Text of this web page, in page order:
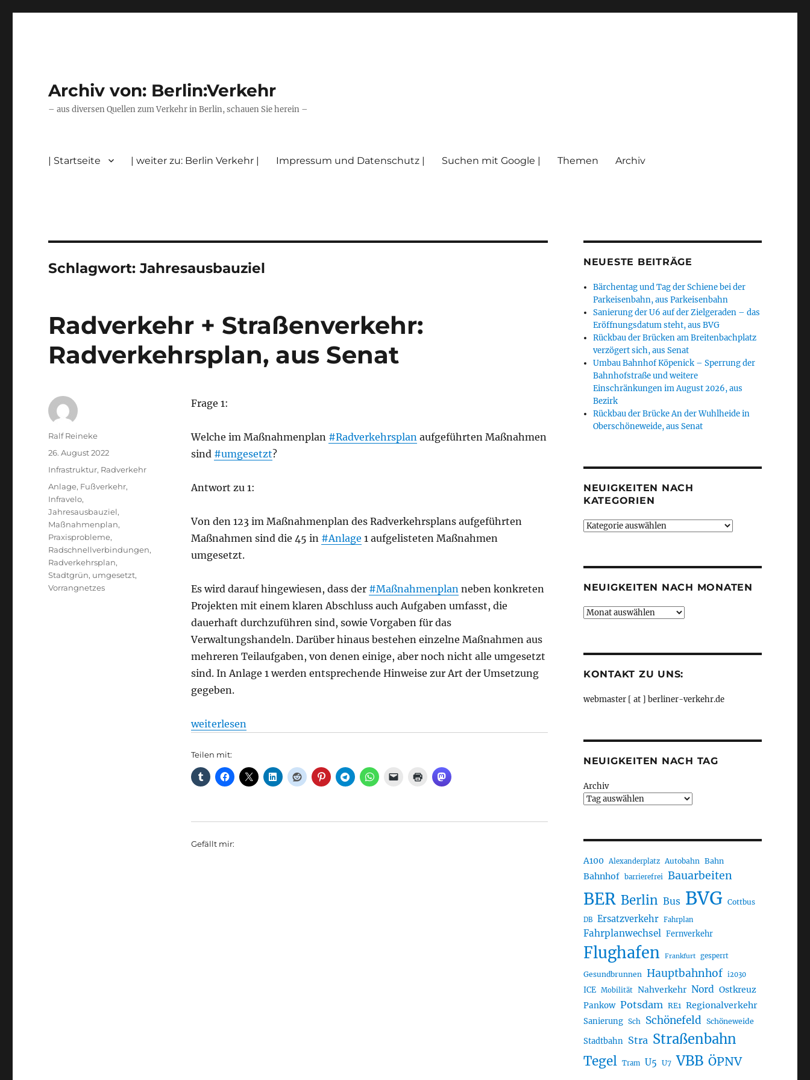
Archiv von: Berlin:Verkehr
– aus diversen Quellen zum Verkehr in Berlin, schauen Sie herein –
| Startseite | weiter zu: Berlin Verkehr | Impressum und Datenschutz | Suchen mit Google | Themen Archiv
Schlagwort:Jahresausbauziel
Radverkehr + Straßenverkehr:
Radverkehrsplan, aus Senat
Frage 1:
Welche im Maßnahmenplan #Radverkehrsplanaufgeführten Maßnahmen
sind #umgesetzt?
Antwort zu 1:
Von den 123 im Maßnahmenplan des Radverkehrsplans aufgeführten
Maßnahmen sind die 45 in #Anlage 1 aufgelisteten Maßnahmen
umgesetzt.
Es wird darauf hingewiesen, dass der #Maßnahmenplanneben konkreten
Projekten mit einem klaren Abschluss auch Aufgaben umfasst, die
dauerhaft durchzuführen sind, sowie Vorgaben für das
Verwaltungshandeln. Darüber hinaus bestehen einzelne Maßnahmen aus
mehreren Teilaufgaben, von denen einige, aber noch nicht alle umgesetzt
sind. In Anlage 1 werden entsprechende Hinweise zur Art der Umsetzung
gegeben.
„Radverkehr + Straßenverkehr: Radverkehrsplan, aus Senat“
weiterlesen
Teilen mit:
Gefällt mir:
Autor
Ralf Reineke
Veröffentlicht
am
26. August 2022
Kategorien
Infrastruktur, Radverkehr
Schlagwörter
Anlage, Fußverkehr,
Infravelo,
Jahresausbauziel,
Maßnahmenplan,
Praxisprobleme,
Radschnellverbindungen,
Radverkehrsplan,
Stadtgrün, umgesetzt,
Vorrangnetzes
NEUESTE BEITRÄGE
Bärchentag und Tag der Schiene bei der
Parkeisenbahn, aus Parkeisenbahn
Sanierung der U6 auf der Zielgeraden – das
Eröffnungsdatum steht, aus BVG
Rückbau der Brücken am Breitenbachplatz
verzögert sich, aus Senat
Umbau Bahnhof Köpenick – Sperrung der
Bahnhofstraße und weitere
Einschränkungen im August 2026, aus
Bezirk
Rückbau der Brücke An der Wuhlheide in
Oberschöneweide, aus Senat
NEUIGKEITEN NACH
KATEGORIEN
Neuigkeiten
NEUIGKEITEN NACH MONATEN
Neuigkeiten
KONTAKT ZU UNS:
webmaster [ at ] berliner-verkehr.de
NEUIGKEITEN NACH TAG
Archiv
A100 Alexanderplatz Autobahn Bahn
Bahnhof barrierefrei Bauarbeiten
BER Berlin Bus BVG Cottbus
DB Ersatzverkehr Fahrplan
Fahrplanwechsel Fernverkehr
Flughafen Frankfurt gesperrt
Gesundbrunnen Hauptbahnhof i2030
ICE Mobilität Nahverkehr Nord Ostkreuz
Pankow Potsdam RE1 Regionalverkehr
Sanierung Sch Schönefeld Schöneweide
Stadtbahn Stra Straßenbahn
Tegel Tram U5 U7 VBB ÖPNV